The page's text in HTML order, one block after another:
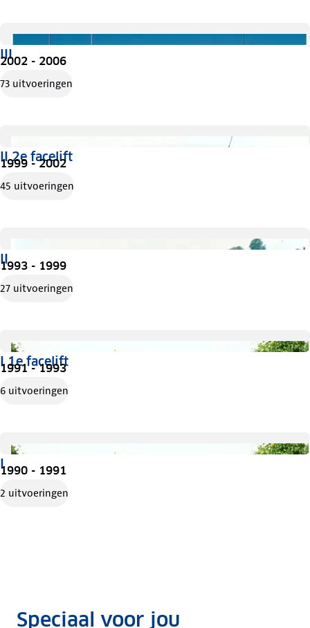
III
2002 - 2006
73 uitvoeringen
II 2e facelift
1999 - 2002
45 uitvoeringen
II
1993 - 1999
27 uitvoeringen
I 1e facelift
1991 - 1993
6 uitvoeringen
I
1990 - 1991
2 uitvoeringen
Speciaal voor jou